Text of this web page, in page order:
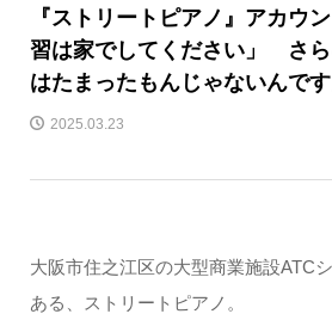
『ストリートピアノ』アカ
習は家でしてください」 さ
はたまったもんじゃないんで
2025.03.23
大阪市住之江区の大型商業施設ATC
ある、ストリートピアノ。